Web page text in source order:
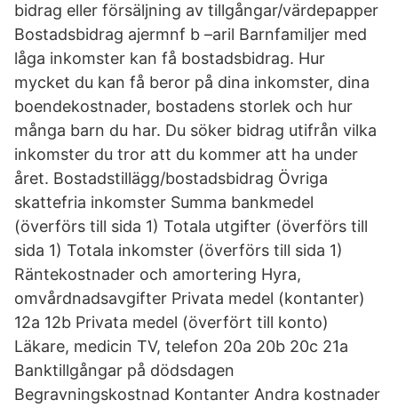
bidrag eller försäljning av tillgångar/värdepapper
Bostadsbidrag ajermnf b –aril Barnfamiljer med
låga inkomster kan få bostadsbidrag. Hur
mycket du kan få beror på dina inkomster, dina
boendekostnader, bostadens storlek och hur
många barn du har. Du söker bidrag utifrån vilka
inkomster du tror att du kommer att ha under
året. Bostadstillägg/bostadsbidrag Övriga
skattefria inkomster Summa bankmedel
(överförs till sida 1) Totala utgifter (överförs till
sida 1) Totala inkomster (överförs till sida 1)
Räntekostnader och amortering Hyra,
omvårdnadsavgifter Privata medel (kontanter)
12a 12b Privata medel (överfört till konto)
Läkare, medicin TV, telefon 20a 20b 20c 21a
Banktillgångar på dödsdagen
Begravningskostnad Kontanter Andra kostnader